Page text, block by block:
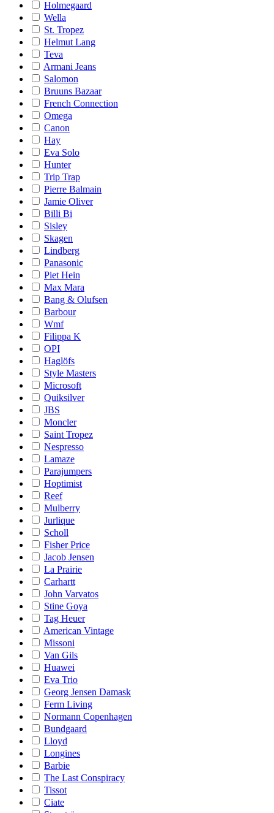
Holmegaard
Wella
St. Tropez
Helmut Lang
Teva
Armani Jeans
Salomon
Bruuns Bazaar
French Connection
Omega
Canon
Hay
Eva Solo
Hunter
Trip Trap
Pierre Balmain
Jamie Oliver
Billi Bi
Sisley
Skagen
Lindberg
Panasonic
Piet Hein
Max Mara
Bang & Olufsen
Barbour
Wmf
Filippa K
OPI
Haglöfs
Style Masters
Microsoft
Quiksilver
JBS
Moncler
Saint Tropez
Nespresso
Lamaze
Parajumpers
Hoptimist
Reef
Mulberry
Jurlique
Scholl
Fisher Price
Jacob Jensen
La Prairie
Carhartt
John Varvatos
Stine Goya
Tag Heuer
American Vintage
Missoni
Van Gils
Huawei
Eva Trio
Georg Jensen Damask
Ferm Living
Normann Copenhagen
Bundgaard
Lloyd
Longines
Barbie
The Last Conspiracy
Tissot
Ciate